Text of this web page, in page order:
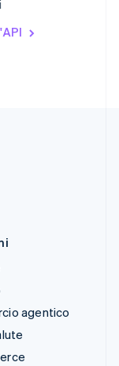
agentico